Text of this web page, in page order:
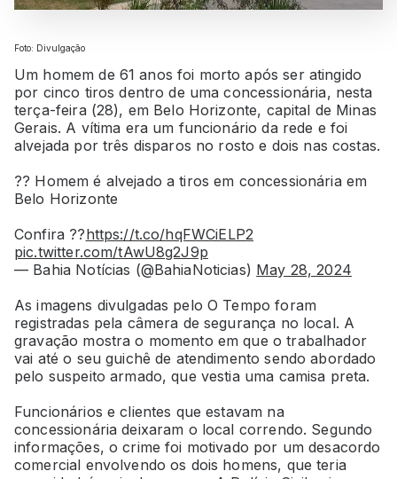
Foto: Divulgação
Um homem de 61 anos foi morto após ser atingido
por cinco tiros dentro de uma concessionária, nesta
terça-feira (28), em Belo Horizonte, capital de Minas
Gerais. A vítima era um funcionário da rede e foi
alvejada por três disparos no rosto e dois nas costas.
?? Homem é alvejado a tiros em concessionária em
Belo Horizonte
Confira ??https://t.co/hqFWCiELP2
pic.twitter.com/tAwU8g2J9p
— Bahia Notícias (@BahiaNoticias) May 28, 2024
As imagens divulgadas pelo O Tempo foram
registradas pela câmera de segurança no local. A
gravação mostra o momento em que o trabalhador
vai até o seu guichê de atendimento sendo abordado
pelo suspeito armado, que vestia uma camisa preta.
Funcionários e clientes que estavam na
concessionária deixaram o local correndo. Segundo
informações, o crime foi motivado por um desacordo
comercial envolvendo os dois homens, que teria